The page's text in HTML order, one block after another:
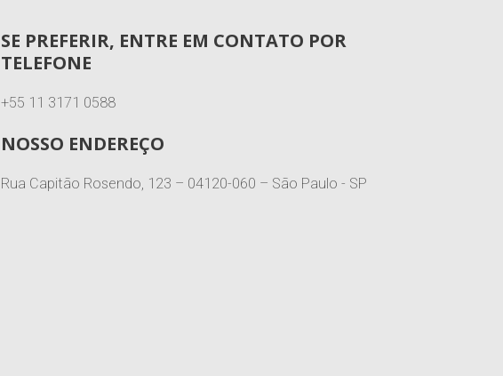
SE PREFERIR, ENTRE EM CONTATO POR
TELEFONE
+55 11 3171 0588
NOSSO ENDEREÇO
Rua Capitão Rosendo, 123 – 04120-060 – São Paulo - SP